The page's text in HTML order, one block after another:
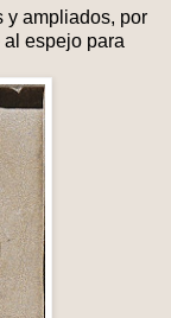
y ampliados, por
espejo para